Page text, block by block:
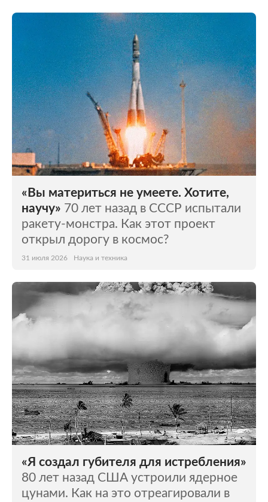
«Вы материться не умеете. Хотите,
научу» 70 лет назад в СССР испытали
ракету-монстра. Как этот проект
открыл дорогу в космос?
31 июля 2026 Наука и техника
«Я создал губителя для истребления»
80 лет назад США устроили ядерное
цунами. Как на это отреагировали в